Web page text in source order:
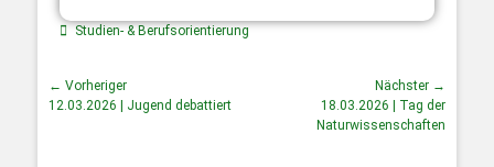
Studien- & Berufsorientierung
← Vorheriger
12.03.2026 | Jugend debattiert
Nächster →
18.03.2026 | Tag der
Naturwissenschaften